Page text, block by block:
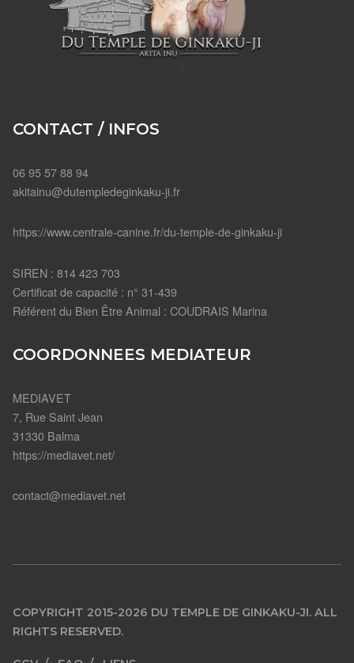
CONTACT / INFOS
06 95 57 88 94
akitainu@dutempledeginkaku-ji.fr
https://www.centrale-canine.fr/du-temple-de-ginkaku-ji
SIREN : 814 423 703
Certificat de capacité : n° 31-439
Référent du Bien Être Animal : COUDRAIS Marina
COORDONNEES MEDIATEUR
MEDIAVET
7, Rue Saint Jean
31330 Balma
https://mediavet.net/
contact@mediavet.net
COPYRIGHT 2015-2026 DU TEMPLE DE GINKAKU-JI. ALL
RIGHTS RESERVED.